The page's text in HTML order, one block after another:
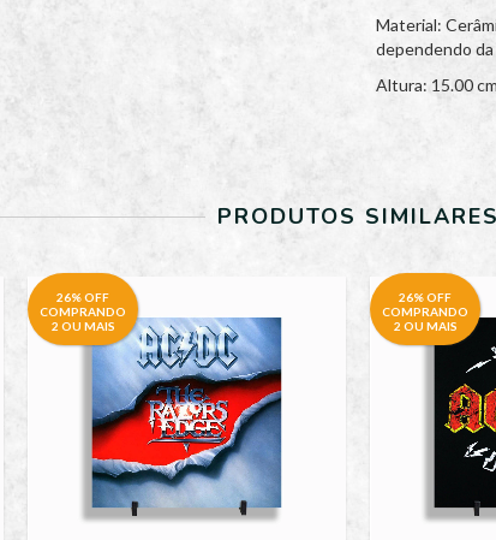
Material:
dependendo
Altura: 15.00
PRODUTOS SIMILARES
26% OFF
COMPRANDO
2 OU MAIS
26% OFF
COMPRANDO
2 OU MAIS